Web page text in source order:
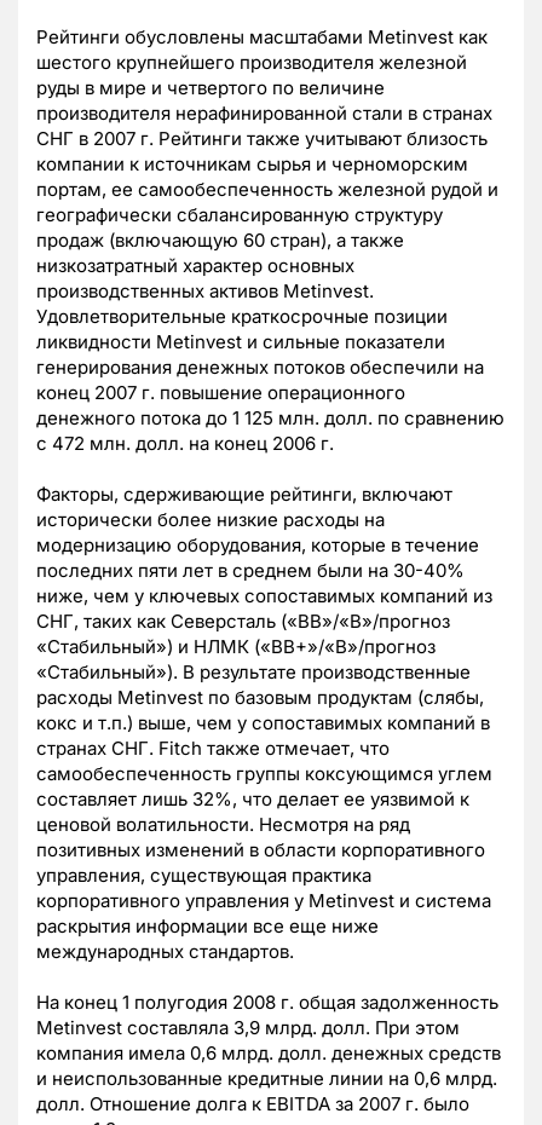
Рейтинги обусловлены масштабами Metinvest как
шестого крупнейшего производителя железной
руды в мире и четвертого по величине
производителя нерафинированной стали в странах
СНГ в 2007 г. Рейтинги также учитывают близость
компании к источникам сырья и черноморским
портам, ее самообеспеченность железной рудой и
географически сбалансированную структуру
продаж (включающую 60 стран), а также
низкозатратный характер основных
производственных активов Metinvest.
Удовлетворительные краткосрочные позиции
ликвидности Metinvest и сильные показатели
генерирования денежных потоков обеспечили на
конец 2007 г. повышение операционного
денежного потока до 1 125 млн. долл. по сравнению
с 472 млн. долл. на конец 2006 г.
Факторы, сдерживающие рейтинги, включают
исторически более низкие расходы на
модернизацию оборудования, которые в течение
последних пяти лет в среднем были на 30-40%
ниже, чем у ключевых сопоставимых компаний из
СНГ, таких как Северсталь («BB»/«B»/прогноз
«Стабильный») и НЛМК («BB+»/«B»/прогноз
«Стабильный»). В результате производственные
расходы Metinvest по базовым продуктам (слябы,
кокс и т.п.) выше, чем у сопоставимых компаний в
странах СНГ. Fitch также отмечает, что
самообеспеченность группы коксующимся углем
составляет лишь 32%, что делает ее уязвимой к
ценовой волатильности. Несмотря на ряд
позитивных изменений в области корпоративного
управления, существующая практика
корпоративного управления у Metinvest и система
раскрытия информации все еще ниже
международных стандартов.
На конец 1 полугодия 2008 г. общая задолженность
Metinvest составляла 3,9 млрд. долл. При этом
компания имела 0,6 млрд. долл. денежных средств
и неиспользованные кредитные линии на 0,6 млрд.
долл. Отношение долга к EBITDA за 2007 г. было